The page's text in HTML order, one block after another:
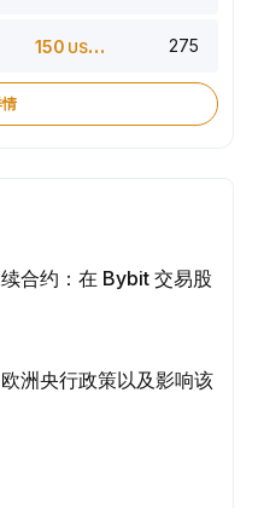
150 USDT 275
合约：在 Bybit 交易股
洲央行政策以及影响该